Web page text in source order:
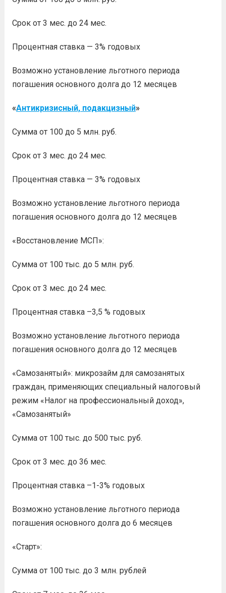
Срок от 3 мес. до 24 мес.
Процентная ставка — 3% годовых
Возможно установление льготного периода
погашения основного долга до 12 месяцев
«Антикризисный, подакцизный»
Сумма от 100 до 5 млн. руб.
Срок от 3 мес. до 24 мес.
Процентная ставка — 3% годовых
Возможно установление льготного периода
погашения основного долга до 12 месяцев
«Восстановление МСП»:
Сумма от 100 тыс. до 5 млн. руб.
Срок от 3 мес. до 24 мес.
Процентная ставка –3,5 % годовых
Возможно установление льготного периода
погашения основного долга до 12 месяцев
«Самозанятый»: микрозайм для самозанятых
граждан, применяющих специальный налоговый
режим «Налог на профессиональный доход»,
«Самозанятый»
Сумма от 100 тыс. до 500 тыс. руб.
Срок от 3 мес. до 36 мес.
Процентная ставка –1-3% годовых
Возможно установление льготного периода
погашения основного долга до 6 месяцев
«Старт»:
Сумма от 100 тыс. до 3 млн. рублей